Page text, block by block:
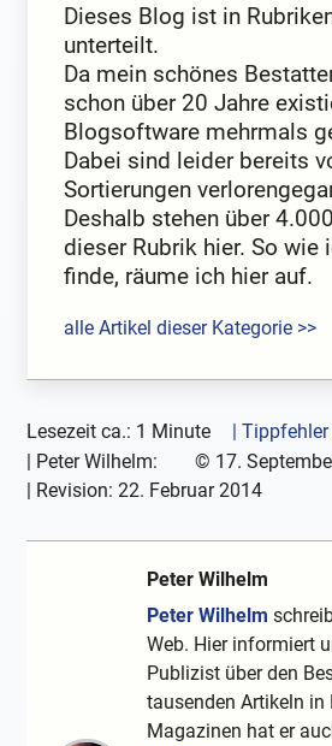
Dieses Blog ist in
unterteilt.
Da mein schönes
schon über 20 Jahre
Blogsoftware mehrmals
Dabei sind leider bereits
Sortierungen
Deshalb stehen über
dieser Rubrik hier. So wie
finde, räume ich hier auf.
alle Artikel dieser Kategorie >>
Lesezeit ca.: 1 Minute
|
| Peter Wilhelm: © 17.
| Revision:22. Februar 2014
Peter Wilhelm
Peter Wilhelm
Web. Hier informiert
Publizist über den
tausenden Artikeln in
Magazinen hat er